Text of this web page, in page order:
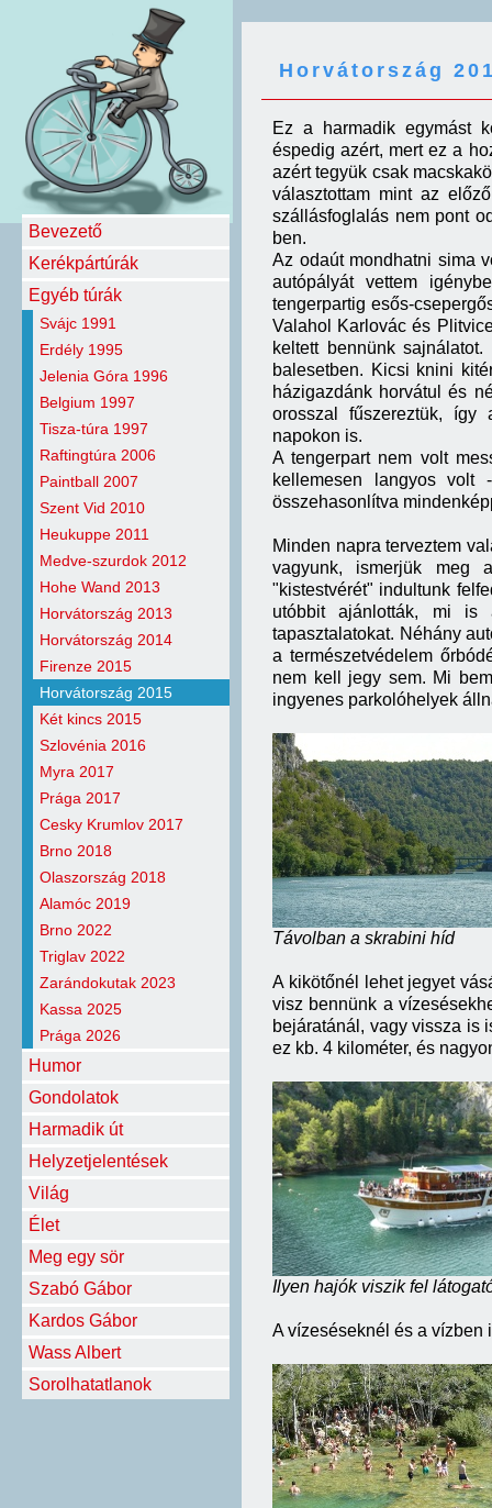
Bevezető
Kerékpártúrák
Egyéb túrák
Svájc 1991
Erdély 1995
Jelenia Góra 1996
Belgium 1997
Tisza-túra 1997
Raftingtúra 2006
Paintball 2007
Szent Vid 2010
Heukuppe 2011
Medve-szurdok 2012
Hohe Wand 2013
Horvátország 2013
Horvátország 2014
Firenze 2015
Horvátország 2015
Két kincs 2015
Szlovénia 2016
Myra 2017
Prága 2017
Cesky Krumlov 2017
Brno 2018
Olaszország 2018
Alamóc 2019
Brno 2022
Triglav 2022
Zarándokutak 2023
Kassa 2025
Prága 2026
Humor
Gondolatok
Harmadik út
Helyzetjelentések
Világ
Élet
Meg egy sör
Szabó Gábor
Kardos Gábor
Wass Albert
Sorolhatatlanok
Horvátország
Ez a harmadik egymást
éspedig azért, mert ez a
azért tegyük csak
választottam mint az
szállásfoglalás nem pont
ben.
Az odaút mondhatni sima
autópályát vettem
tengerpartig esős-
Valahol Karlovác és
keltett bennünk
balesetben. Kicsi knini
házigazdánk horvátul és
orosszal fűszereztük, így
napokon is.
A tengerpart nem volt
kellemesen langyos
összehasonlítva
Minden napra terveztem
vagyunk, ismerjük meg
"kistestvérét" indultunk
utóbbit ajánlották, mi is
tapasztalatokat. Néhány
a természetvédelem
nem kell jegy sem. Mi
ingyenes parkolóhelyek
Távolban a skrabini híd
A kikötőnél lehet jegyet
visz bennünk a
bejáratánál, vagy vissza is
ez kb. 4 kilométer, és
Ilyen hajók viszik fel
A vízeséseknél és a vízben